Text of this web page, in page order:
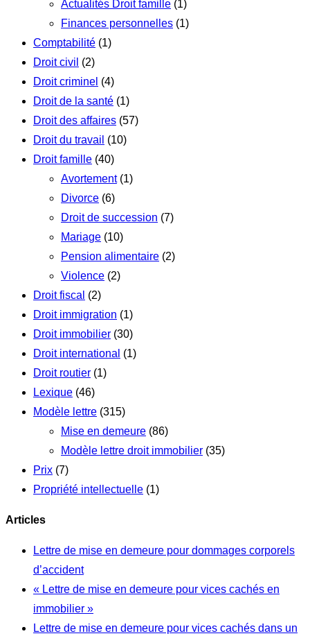
Actualités Droit famille (1)
Finances personnelles (1)
Comptabilité (1)
Droit civil (2)
Droit criminel (4)
Droit de la santé (1)
Droit des affaires (57)
Droit du travail (10)
Droit famille (40)
Avortement(1)
Divorce (6)
Droit de succession (7)
Mariage (10)
Pension alimentaire (2)
Violence (2)
Droit fiscal (2)
Droit immigration (1)
Droit immobilier (30)
Droit international (1)
Droit routier (1)
Lexique (46)
Modèle lettre (315)
Mise en demeure (86)
Modèle lettre droit immobilier (35)
Prix (7)
Propriété intellectuelle (1)
Articles
Lettre de mise en demeure pour dommages corporels
d’accident
« Lettre de mise en demeure pour vices cachés en
immobilier »
Lettre de mise en demeure pour vices cachés dans un